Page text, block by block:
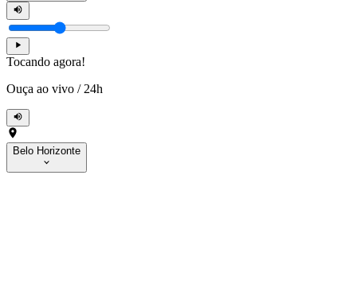
Tocando agora!
Ouça ao vivo / 24h
Belo Horizonte